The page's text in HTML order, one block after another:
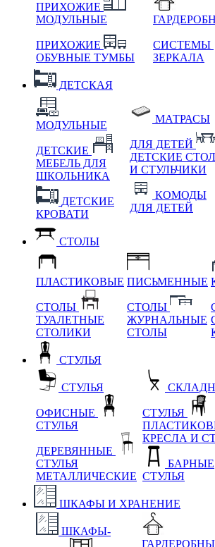
ПРИХОЖИЕ
МОДУЛЬНЫЕ
ПРИХОЖИЕ
ОБУВНЫЕ ТУМБЫ
СИСТЕМЫ
ЗЕРКАЛА
ДЕТСКАЯ
МОДУЛЬНЫЕ
ДЕТСКИЕ
МЕБЕЛЬ ДЛЯ
ШКОЛЬНИКА
ДЕТСКИЕ
КРОВАТИ
МАТРАСЫ
ДЛЯ ДЕТЕЙ
ДЕТСКИЕ
И СТУЛЬЧИКИ
КОМОДЫ
ДЛЯ ДЕТЕЙ
СТОЛЫ
ПЛАСТИКОВЫЕ
СТОЛЫ
ТУАЛЕТНЫЕ
СТОЛИКИ
ПИСЬМЕННЫЕ
СТОЛЫ
ЖУРНАЛЬНЫЕ
СТОЛЫ
СТУЛЬЯ
СТУЛЬЯ
ОФИСНЫЕ
СТУЛЬЯ
ДЕРЕВЯННЫЕ
СТУЛЬЯ
МЕТАЛЛИЧЕСКИЕ
СТУЛЬЯ
КРЕСЛА И
БАРНЫЕ
СТУЛЬЯ
ШКАФЫ И ХРАНЕНИЕ
ШКАФЫ-